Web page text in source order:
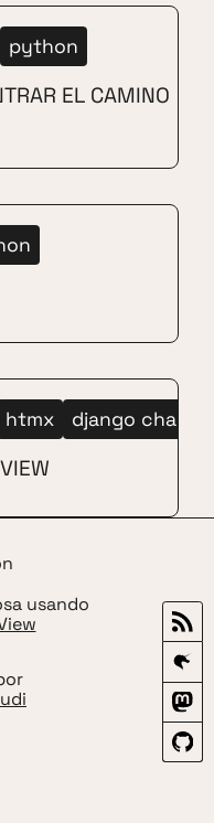
python
EL CAMINO
htmx django
usando